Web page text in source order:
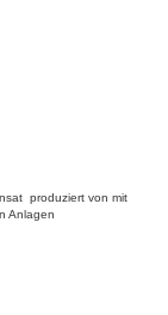
produziert von mit
Anlagen